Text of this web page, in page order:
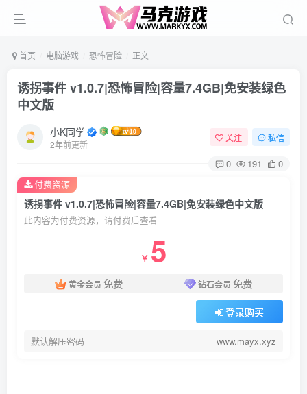
首页 电脑游戏 恐怖冒险 正文
诱拐事件 v1.0.7|恐怖冒险|容量7.4GB|免安装绿色
中文版
小K同学
2年前更新
关注 私信
0 191 0
诱拐事件 v1.0.7|恐怖冒险|容量7.4GB|免安装绿色中文版
此内容为付费资源，请付费后查看
￥ 5
黄金会员 免费 钻石会员 免费
登录购买
默认解压密码 www.mayx.xyz
付费资源